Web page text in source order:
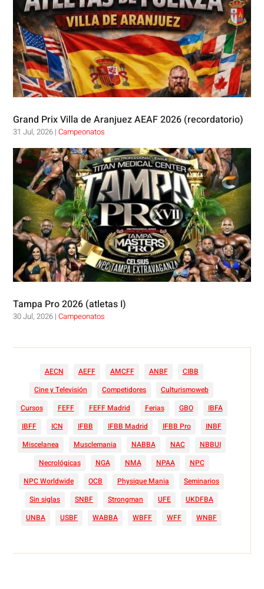
Grand Prix Villa de Aranjuez AEAF 2026 (recordatorio)
31 Jul, 2026 |Campeonatos
Tampa Pro 2026 (atletas I)
30 Jul, 2026 |Campeonatos
AECN AEFF AMCFF ANBF
CIBB
Cine y Televisión
Competidores
Culturismoweb
Cursos
FEFF FEFF Madrid Ferias GBO
IBFA
IBFF
ICN IFBB IFBB Madrid IFBB Pro
INBF
Miscelanea
Musclemania NABBA NAC
NBBUI
Necrológicas
NGA NMA NPAA
NPC
NPC Worldwide
OCB Physique Mania
Seminarios
Sin siglas
SNBF Strongman UFE
UKDFBA
UNBA
USBF WABBA WBFF WFF WNBF